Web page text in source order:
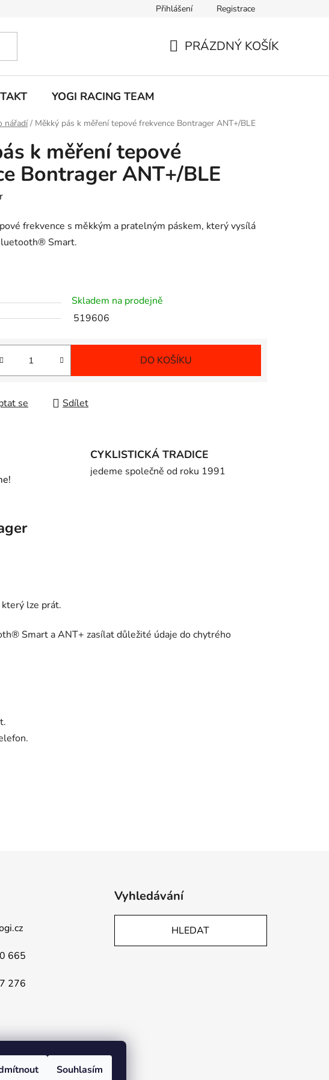
Souhlasím
Přihlášení Registrace
PRÁZDNÝ KOŠÍK
YOGI RACING TEAM
nářadí / Měkký pás k měření tepové frekvence Bontrager ANT+/BLE
k měření tepové
Bontrager ANT+/BLE
frekvence s měkkým a pratelným páskem, který vysílá
Smart.
Skladem na prodejně
519606
DO KOŠÍKU
se Sdílet
CYKLISTICKÁ TRADICE
jedeme společně od roku 1991
lze prát.
Smart a ANT+ zasílat důležité údaje do chytrého
665
276
Vyhledávání
HLEDAT